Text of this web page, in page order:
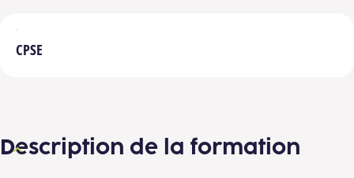
CPSE
Description de la formation